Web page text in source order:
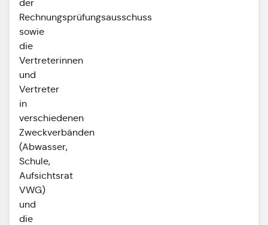
der
Rechnungsprüfungsausschuss
sowie
die
Vertreterinnen
und
Vertreter
in
verschiedenen
Zweckverbänden
(Abwasser,
Schule,
Aufsichtsrat
VWG)
und
die